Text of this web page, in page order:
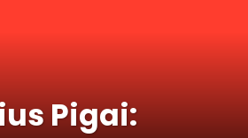
Pigai: